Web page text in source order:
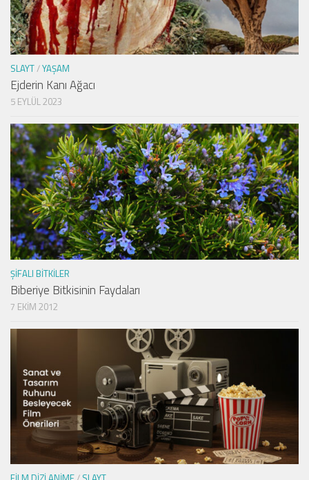
SLAYT/YAŞAM
Ejderin Kanı Ağacı
5 EYLÜL 2023
ŞIFALI BITKILER
Biberiye Bitkisinin Faydaları
7 EKIM 2012